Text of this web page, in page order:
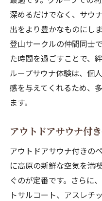
深めるだけでなく、サウ
出をより豊かなものにし
登山サークルの仲間同士
た時間を過ごすことで、
ループサウナ体験は、個
感を与えてくれるため、
ます。
アウトドアサウナ付
アウトドアサウナ付きの
に高原の新鮮な空気を満
ぐのが定番です。さらに
トサルコート、アスレチ